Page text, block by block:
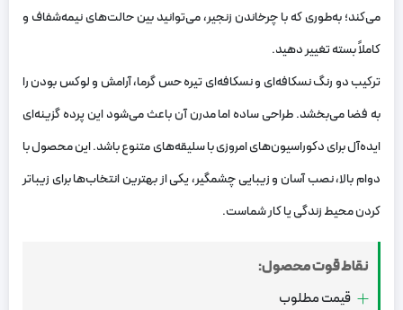
می‌کند؛ به‌طوری که با چرخاندن زنجیر، می‌توانید بین حالت‌های نیمه‌شفاف و
کاملاً بسته تغییر دهید.
ترکیب دو رنگ نسکافه‌ای و نسکافه‌ای تیره حس گرما، آرامش و لوکس بودن را
به فضا می‌بخشد. طراحی ساده اما مدرن آن باعث می‌شود این پرده گزینه‌ای
ایده‌آل برای دکوراسیون‌های امروزی با سلیقه‌های متنوع باشد. این محصول با
دوام بالا، نصب آسان و زیبایی چشمگیر، یکی از بهترین انتخاب‌ها برای زیباتر
کردن محیط زندگی یا کار شماست.
نقاط قوت محصول:
قیمت مطلوب